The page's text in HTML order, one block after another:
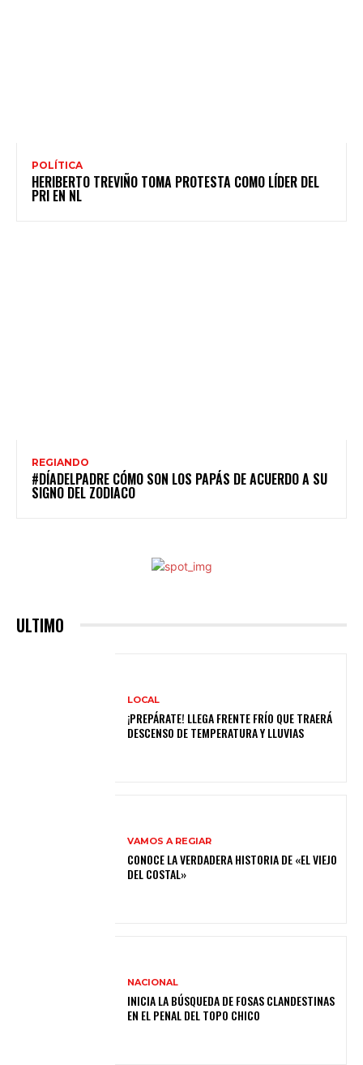
POLÍTICA
HERIBERTO TREVIÑO TOMA PROTESTA COMO LÍDER DEL
PRI EN NL
REGIANDO
#DÍADELPADRE CÓMO SON LOS PAPÁS DE ACUERDO A SU
SIGNO DEL ZODIACO
ULTIMO
LOCAL
¡PREPÁRATE! LLEGA FRENTE FRÍO QUE TRAERÁ
DESCENSO DE TEMPERATURA Y LLUVIAS
VAMOS A REGIAR
CONOCE LA VERDADERA HISTORIA DE «EL VIEJO
DEL COSTAL»
NACIONAL
INICIA LA BÚSQUEDA DE FOSAS CLANDESTINAS
EN EL PENAL DEL TOPO CHICO